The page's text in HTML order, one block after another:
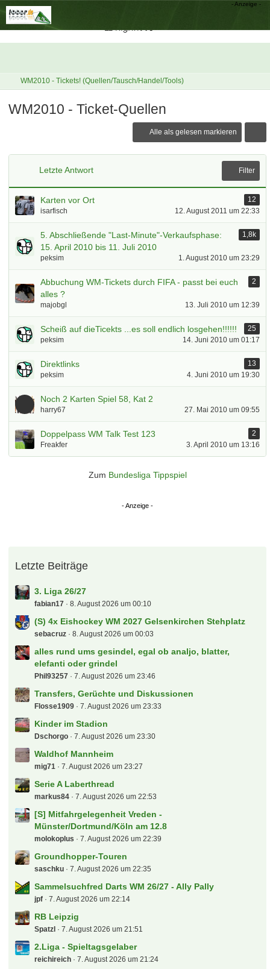
WM2010 - Tickets! (Quellen/Tausch/Handel/Tools)
WM2010 - Ticket-Quellen
Alle als gelesen markieren
Letzte Antwort Filter
Karten vor Ort
12
isarfisch
12. August 2011 um 22:33
5. Abschließende "Last-Minute"-Verkaufsphase:
15. April 2010 bis 11. Juli 2010
1,8k
peksim 1. August 2010 um 23:29
Abbuchung WM-Tickets durch FIFA - passt bei euch
alles ?
2
majobgl 13. Juli 2010 um 12:39
Scheiß auf dieTicekts ...es soll endlich losgehen!!!!!!
25
peksim
14. Juni 2010 um 01:17
Direktlinks
13
peksim
4. Juni 2010 um 19:30
Noch 2 Karten Spiel 58, Kat 2
harry67 27. Mai 2010 um 09:55
Doppelpass WM Talk Test 123
2
Freakfer
3. April 2010 um 13:16
Zum Bundesliga Tippspiel
Letzte Beiträge
3. Liga 26/27
fabian17 8. August 2026 um 00:10
(S) 4x Eishockey WM 2027 Gelsenkirchen Stehplatz
sebacruz 8. August 2026 um 00:03
alles rund ums gesindel, egal ob analjo, blatter,
elefanti oder grindel
Phil93257 7. August 2026 um 23:46
Transfers, Gerüchte und Diskussionen
Flosse1909 7. August 2026 um 23:33
Kinder im Stadion
Dschorgo 7. August 2026 um 23:30
Waldhof Mannheim
mig71 7. August 2026 um 23:27
Serie A Laberthread
markus84 7. August 2026 um 22:53
[S] Mitfahrgelegenheit Vreden -
Münster/Dortmund/Köln am 12.8
molokoplus 7. August 2026 um 22:39
Groundhopper-Touren
saschku 7. August 2026 um 22:35
Sammelsuchfred Darts WM 26/27 - Ally Pally
jpf 7. August 2026 um 22:14
RB Leipzig
Spatzl 7. August 2026 um 21:51
2.Liga - Spieltagsgelaber
reichireich 7. August 2026 um 21:24